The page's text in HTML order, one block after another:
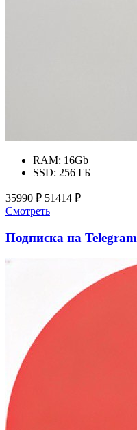
RAM: 16Gb
SSD: 256 ГБ
35990 ₽ 51414 ₽
Смотреть
Подписка на Telegram